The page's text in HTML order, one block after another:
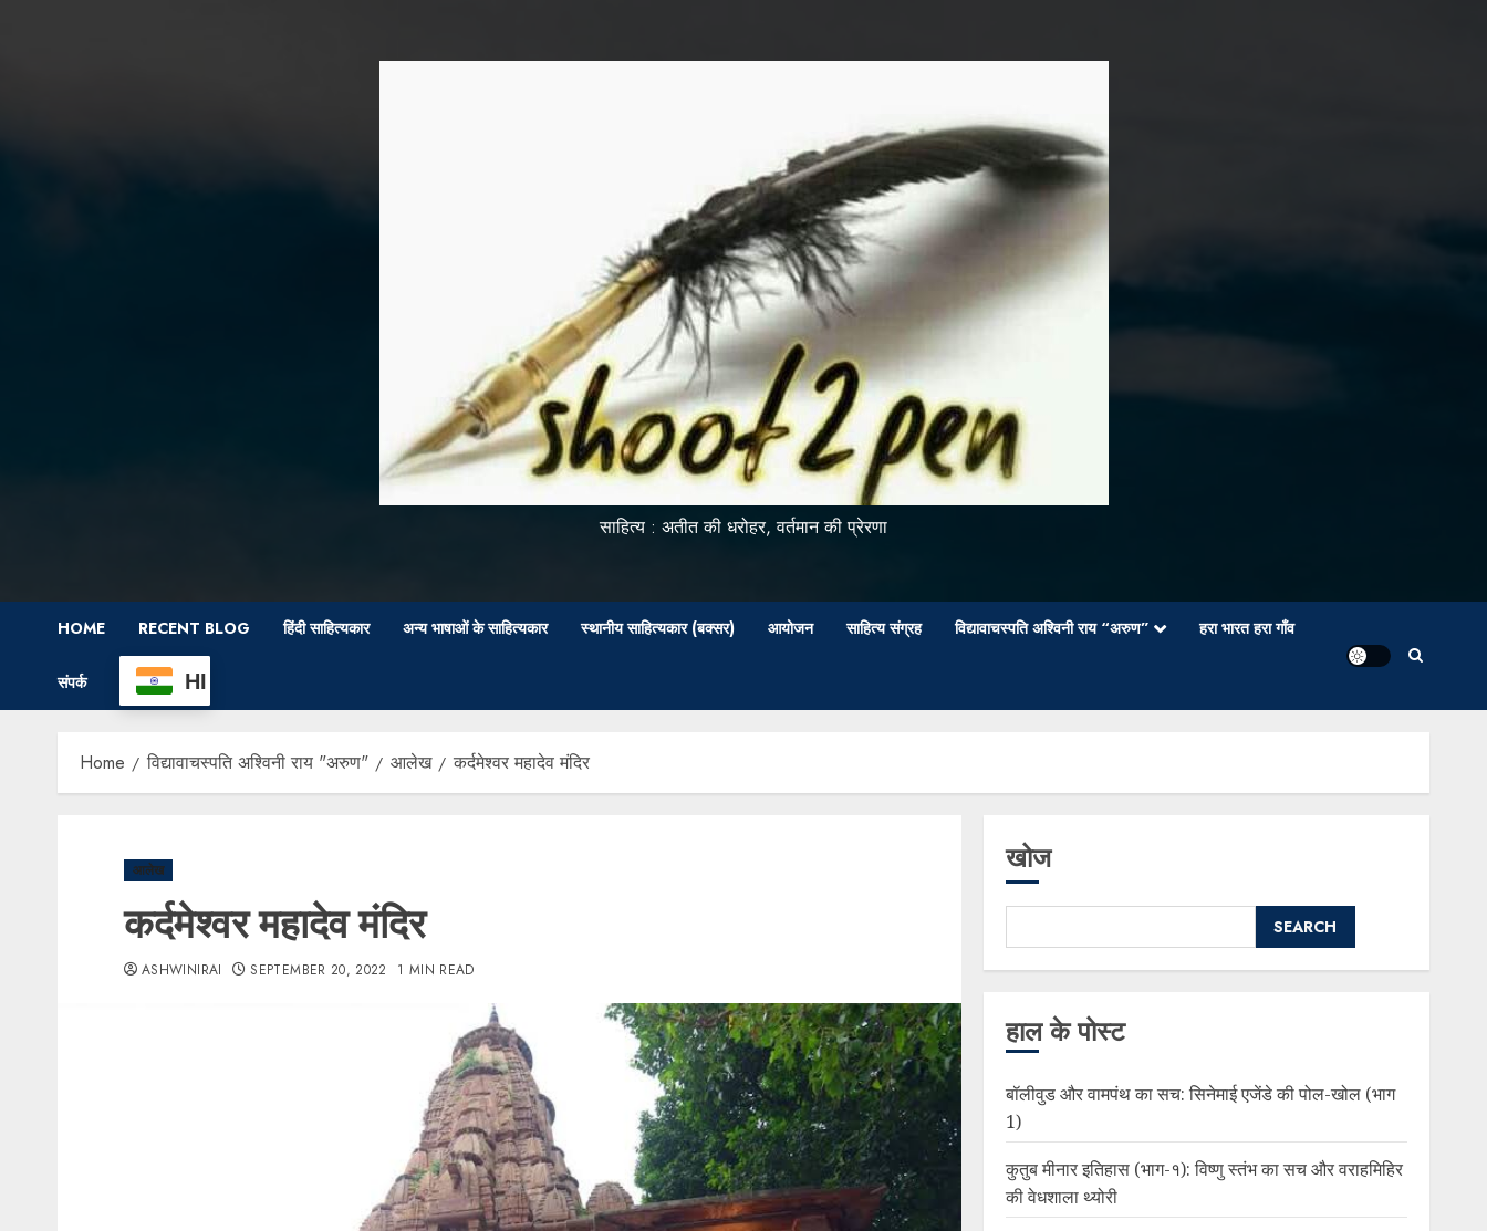
साहित्य : अतीत की धरोहर, वर्तमान की प्रेरणा
HOME RECENT BLOG हिंदी साहित्यकार अन्य भाषाओं के साहित्यकार स्थानीय साहित्यकार (बक्सर) आयोजन साहित्य संग्रह विद्यावाचस्पति अश्विनी राय “अरुण” हरा भारत हरा गाँव
संपर्क HI
Home विद्यावाचस्पति अश्विनी राय "अरुण" आलेख कर्दमेश्वर महादेव मंदिर
आलेख
कर्दमेश्वर महादेव मंदिर
ASHWINIRAI SEPTEMBER 20, 2022 1 MIN READ
खोज
SEARCH
हाल के पोस्ट
बॉलीवुड और वामपंथ का सच: सिनेमाई एजेंडे की पोल-खोल (भाग
1)
कुतुब मीनार इतिहास (भाग-१): विष्णु स्तंभ का सच और वराहमिहिर
की वेधशाला थ्योरी